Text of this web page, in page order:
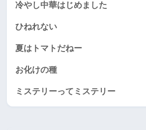
冷やし中華はじめました
ひねれない
夏はトマトだねー
お化けの種
ミステリーってミステリー